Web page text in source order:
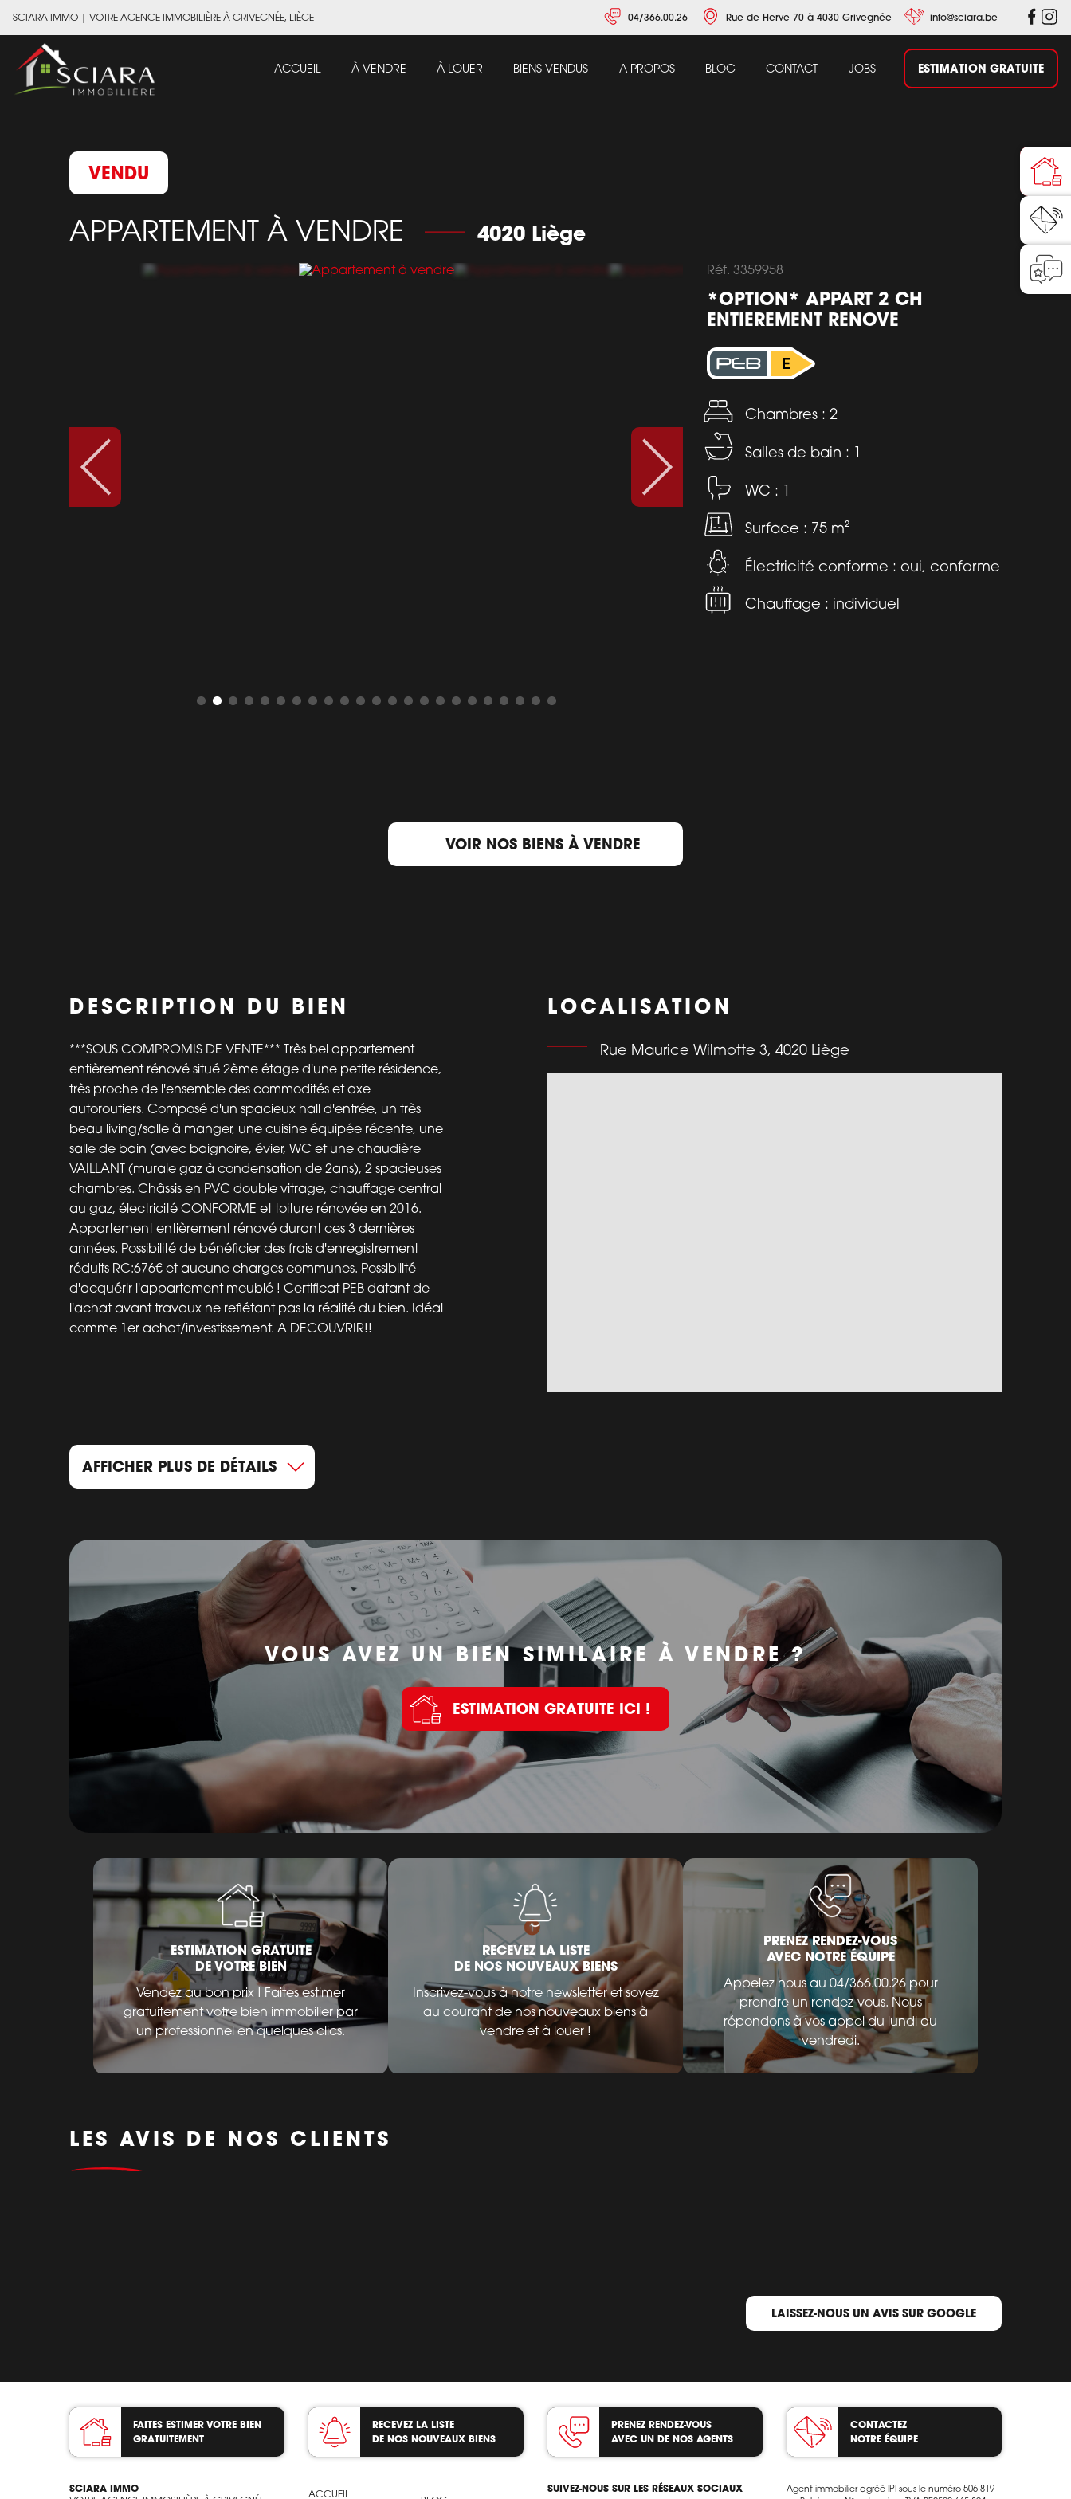
SCIARA IMMO | VOTRE AGENCE IMMOBILIÈRE À GRIVEGNÉE, LIÈGE 04/366.00.26 Rue de Herve 70 à 4030 Grivegnée info@sciara.be
ACCUEIL À VENDRE À LOUER BIENS VENDUS A PROPOS BLOG CONTACT JOBS ESTIMATION GRATUITE
VENDU
APPARTEMENT À VENDRE 4020 Liège
Réf. 3359958
*OPTION* APPART 2 CH
ENTIEREMENT RENOVE
Chambres : 2
Salles de bain : 1
WC : 1
Surface : 75 m²
Électricité conforme : oui, conforme
Chauffage : individuel
VOIR NOS BIENS À VENDRE
DESCRIPTION DU BIEN
***SOUS COMPROMIS DE VENTE*** Très bel appartement
entièrement rénové situé 2ème étage d'une petite résidence,
très proche de l'ensemble des commodités et axe
autoroutiers. Composé d'un spacieux hall d'entrée, un très
beau living/salle à manger, une cuisine équipée récente, une
salle de bain (avec baignoire, évier, WC et une chaudière
VAILLANT (murale gaz à condensation de 2ans), 2 spacieuses
chambres. Châssis en PVC double vitrage, chauffage central
au gaz, électricité CONFORME et toiture rénovée en 2016.
Appartement entièrement rénové durant ces 3 dernières
années. Possibilité de bénéficier des frais d'enregistrement
réduits RC:676€ et aucune charges communes. Possibilité
d'acquérir l'appartement meublé ! Certificat PEB datant de
l'achat avant travaux ne reflétant pas la réalité du bien. Idéal
comme 1er achat/investissement. A DECOUVRIR!!
LOCALISATION
Rue Maurice Wilmotte 3, 4020 Liège
AFFICHER PLUS DE DÉTAILS
VOUS AVEZ UN BIEN SIMILAIRE À VENDRE ?
ESTIMATION GRATUITE ICI !
ESTIMATION GRATUITE
DE VOTRE BIEN
Vendez au bon prix ! Faites estimer
gratuitement votre bien immobilier par
un professionnel en quelques clics.
RECEVEZ LA LISTE
DE NOS NOUVEAUX BIENS
Inscrivez-vous à notre newsletter et soyez
au courant de nos nouveaux biens à
vendre et à louer !
PRENEZ RENDEZ-VOUS
AVEC NOTRE ÉQUIPE
Appelez nous au 04/366.00.26 pour
prendre un rendez-vous. Nous
répondons à vos appel du lundi au
vendredi.
LES AVIS DE NOS CLIENTS
LAISSEZ-NOUS UN AVIS SUR GOOGLE
FAITES ESTIMER VOTRE BIEN
GRATUITEMENT
RECEVEZ LA LISTE
DE NOS NOUVEAUX BIENS
PRENEZ RENDEZ-VOUS
AVEC UN DE NOS AGENTS
CONTACTEZ
NOTRE ÉQUIPE
SCIARA IMMO
ACCUEIL SUIVEZ-NOUS SUR LES RÉSEAUX SOCIAUX
Agent immobilier agréé IPI sous le numéro 506.819